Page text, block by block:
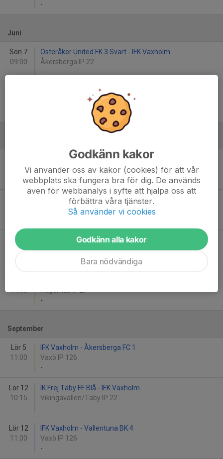
-
Juni
Sön 7
09:00
Österåker United FK 3 Svart - IFK Vaxholm
Åkersberga IP 22
-
IFK Vaxholm - Österåker United FK 2 Svart
11:00
IFK Vaxholm - Bällsta FF Vit
Vaxö IP 126
-
Österåker United FK 6 - IFK Vaxholm
Margretelunds IP 21
Lör 29
11:00
IFK Vaxholm - Viggbyholms IK FF Vit
Vaxö IP 126
11:15
Hägernäs IP 21
-
September
Lör 5
11:00
IFK Vaxholm - Åkersberga FC 1
Vaxö IP 126
-
Lör 12
10:15
IK Frej Täby FF Blå - IFK Vaxholm
Vikingavallen/Täby IP 22
-
Lör 12
11:00
IFK Vaxholm - Vallentuna BK 4
Vaxö IP 126
-
Godkänn kakor
Vi använder oss av kakor (cookies) för att vår
webbplats ska fungera bra för dig. De används
även för webbanalys i syfte att hjälpa oss att
förbättra våra tjänster.
Så använder vi cookies
Godkänn alla kakor
Bara nödvändiga